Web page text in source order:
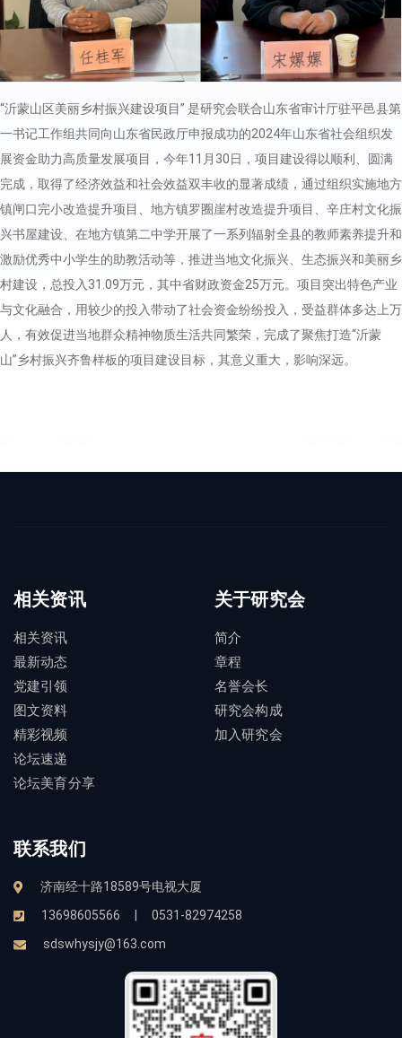
“沂蒙山区美丽乡村振兴建设项目” 是研究会联合山东省审计厅驻平邑县第
一书记工作组共同向山东省民政厅申报成功的2024年山东省社会组织发
展资金助力高质量发展项目，今年11月30日，项目建设得以顺利、圆满
完成，取得了经济效益和社会效益双丰收的显著成绩，通过组织实施地方
镇闸口完小改造提升项目、地方镇罗圈崖村改造提升项目、辛庄村文化振
兴书屋建设、在地方镇第二中学开展了一系列辐射全县的教师素养提升和
激励优秀中小学生的助教活动等，推进当地文化振兴、生态振兴和美丽乡
村建设，总投入31.09万元，其中省财政资金25万元。项目突出特色产业
与文化融合，用较少的投入带动了社会资金纷纷投入，受益群体多达上万
人，有效促进当地群众精神物质生活共同繁荣，完成了聚焦打造“沂蒙
山”乡村振兴齐鲁样板的项目建设目标，其意义重大，影响深远。
相关资讯
相关资讯
最新动态
党建引领
图文资料
精彩视频
论坛速递
论坛美育分享
关于研究会
简介
章程
名誉会长
研究会构成
加入研究会
联系我们
济南经十路18589号电视大厦
13698605566
|
0531-82974258
sdswhysjy@163.com